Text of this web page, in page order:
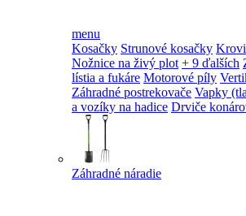
menu
Kosačky Strunové kosačky
Nožnice na živý plot + 9 ďalších
lístia a fukáre Motorové píly
Záhradné postrekovače Vapky
a vozíky na hadice Drviče
Záhradné náradie